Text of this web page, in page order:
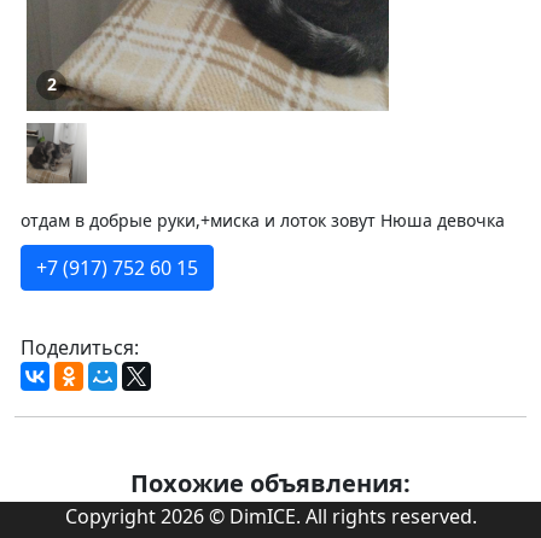
2
отдам в добрые руки,+миска и лоток зовут Нюша девочка
+7 (917) 752 60 15
Поделиться:
Похожие объявления:
Copyright 2026 © DimICE. All rights reserved.